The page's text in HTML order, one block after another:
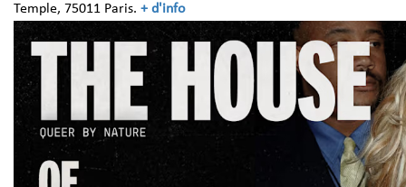
Temple, 75011 Paris. + d'info